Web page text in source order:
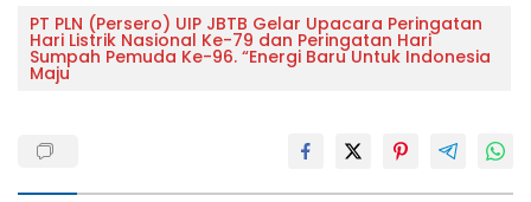
PT PLN (Persero) UIP JBTB Gelar Upacara Peringatan
Hari Listrik Nasional Ke-79 dan Peringatan Hari
Sumpah Pemuda Ke-96. “Energi Baru Untuk Indonesia
Maju